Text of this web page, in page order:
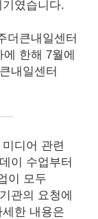
였습니다.
더큰내일센터
한해 7월에
내일센터
디어 관련
이 수업부터
이 모두
관의 요청에
한 내용은